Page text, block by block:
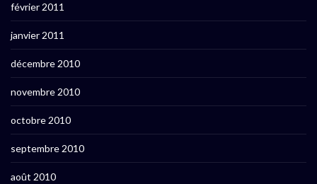
février 2011
janvier 2011
décembre 2010
novembre 2010
octobre 2010
septembre 2010
août 2010